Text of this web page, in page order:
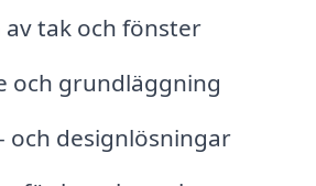
tak och fönster
och grundläggning
och designlösningar